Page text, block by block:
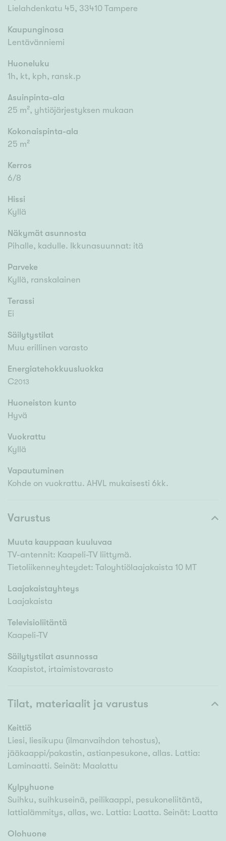
Lielahdenkatu 45, 33410 Tampere
Kaupunginosa
Lentävänniemi
Huoneluku
1h, kt, kph, ransk.p
Asuinpinta-ala
25 m², yhtiöjärjestyksen mukaan
Kokonaispinta-ala
25 m²
Kerros
6/8
Hissi
Kyllä
Näkymät asunnosta
Pihalle, kadulle. Ikkunasuunnat: itä
Parveke
Kyllä, ranskalainen
Terassi
Ei
Säilytystilat
Muu erillinen varasto
Energiatehokkuusluokka
C2013
Huoneiston kunto
Hyvä
Vuokrattu
Kyllä
Vapautuminen
Kohde on vuokrattu. AHVL mukaisesti 6kk.
Varustus
Muuta kauppaan kuuluvaa
TV-antennit: Kaapeli-TV liittymä.
Tietoliikenneyhteydet: Taloyhtiölaajakaista 10 MT
Laajakaistayhteys
Laajakaista
Televisioliitäntä
Kaapeli-TV
Säilytystilat asunnossa
Kaapistot, irtaimistovarasto
Tilat, materiaalit ja varustus
Keittiö
Liesi, liesikupu (ilmanvaihdon tehostus),
jääkaappi/pakastin, astianpesukone, allas. Lattia:
Laminaatti. Seinät: Maalattu
Kylpyhuone
Suihku, suihkuseinä, peilikaappi, pesukoneliitäntä,
lattialämmitys, allas, wc. Lattia: Laatta. Seinät: Laatta
Olohuone